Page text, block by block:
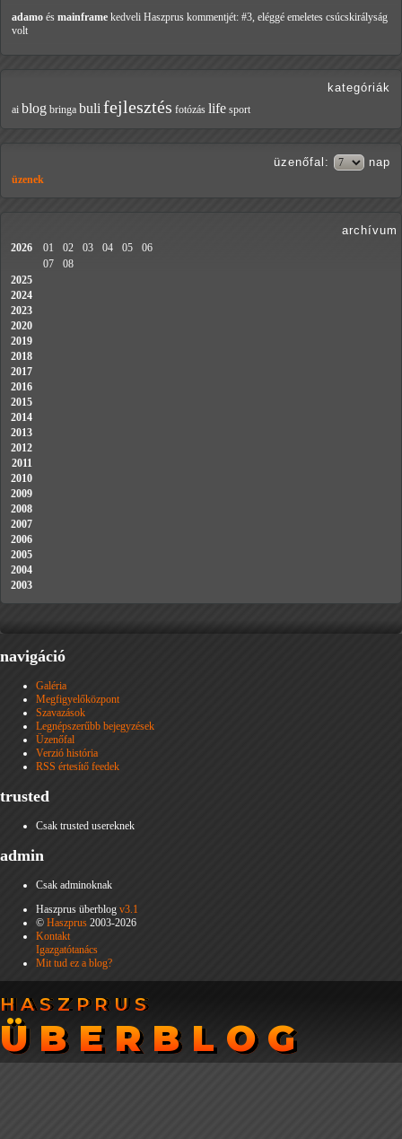
adamo és mainframe kedveli Haszprus kommentjét: #3, eléggé emeletes csúcskirályság
volt
kategóriák
ai blog bringa buli fejlesztés fotózás life sport
üzenőfal : nap
üzenek
archívum
2026 01 02 03 04 05
06
07
08
2025
2024
2023
2020
2019
2018
2017
2016
2015
2014
2013
2012
2011
2010
2009
2008
2007
2006
2005
2004
2003
navigáció
Galéria
Megfigyelőközpont
Szavazások
Legnépszerűbb bejegyzések
Üzenőfal
Verzió história
RSS értesítő feedek
trusted
Csak trusted usereknek
admin
Csak adminoknak
Haszprus überblog v3.1
© Haszprus 2003-2026
Kontakt
Igazgatótanács
Mit tud ez a blog?
HASZPRUS
ÜBERBLOG
HASZPRUS
ÜBERBLOG